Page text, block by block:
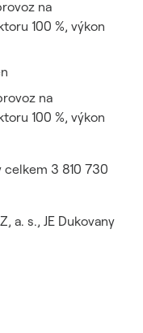
na
100 %, výkon
na
100 %, výkon
celkem 3 810 730
a. s., JE Dukovany